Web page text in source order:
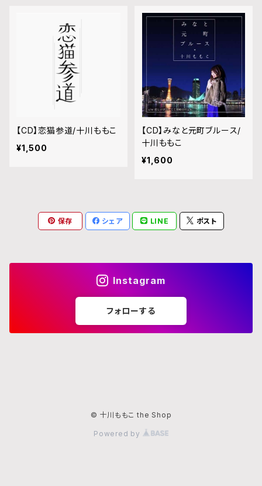
【CD】恋猫参道/十川ももこ
¥1,500
【CD】みなと元町ブルース/
十川ももこ
¥1,600
保存 シェア LINE ポスト
Instagram
フォローする
© 十川ももこ the Shop
Powered by